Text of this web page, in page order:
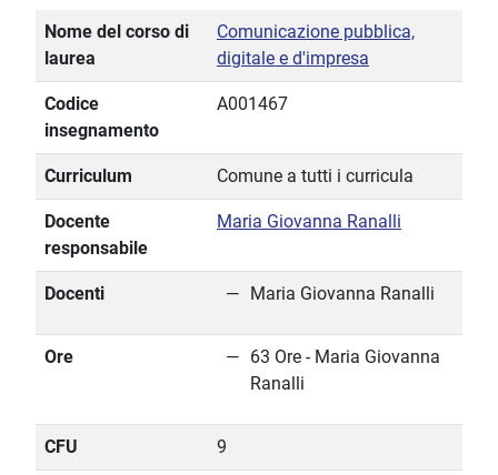
Nome del corso di
laurea
Comunicazione pubblica,
digitale e d'impresa
Codice
insegnamento
A001467
Curriculum Comune a tutti i curricula
Docente
responsabile
Maria Giovanna Ranalli
Docenti Maria Giovanna Ranalli
Ore
63 Ore - Maria Giovanna
Ranalli
CFU 9